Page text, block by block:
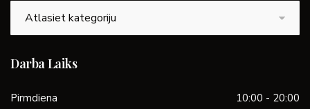
Darba Laiks
Pirmdiena
10:00 - 20:00